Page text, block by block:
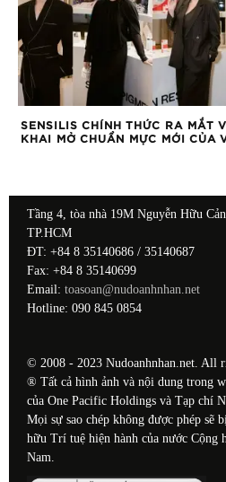
SENSILIS CHÍNH THỨC RA MẮT
KHAI MỞ CHUẨN MỰC MỚI CỦA
Tầng 4, tòa nhà 19M Nguyễn Hữu
TP.HCM
ĐT: +84 8 35140686 / 35140687
Fax: +84 8 35140699
Email: toasoan@nudoanhnhan.net
Hotline: 090 845 0854
© 2008 - 2023 Nudoanhnhan.net. All
® Tất cả hình ảnh và nội dung trong
của One Pacific Holdings và Tạp chí
Mọi sự sao chép không được phép sẽ
hữu Trí tuệ hiện hành của nước Cộng
Nam.